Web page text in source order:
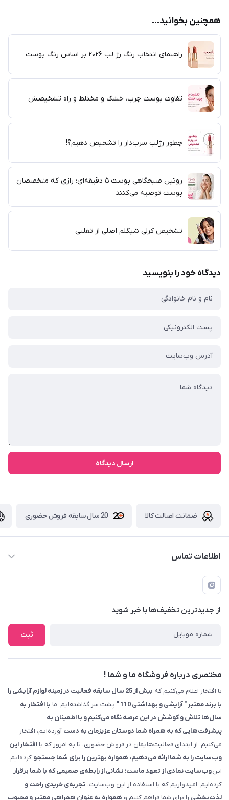
همچنین بخوانید...
راهنمای انتخاب رنگ رژ لب ۲۰۲۶ بر اساس رنگ پوست
تفاوت پوست چرب، خشک و مختلط و راه تشخیصش
چطور رژلب سرب‌دار را تشخیص دهیم؟!
روتین صبحگاهی پوست ۵ دقیقه‌ای؛ رازی که متخصصان
پوست توصیه می‌کنند
تشخیص کرلی شیگلم اصلی از تقلبی
دیدگاه خود را بنویسید
ارسال دیدگاه
ضمانت اصالت کالا 20 سال سابقه فروش حضوری
اطلاعات تماس
09229839700 - 08338354666
info@cosmetics110.com
کرمانشاه ، بلوار نوبهار ، بین کوی ۱۱۰ و ۱۱۲ ، آرایشی و بهداشتی ۱۱۰
از جدید‌ترین تخفیف‌ها با‌ خبر شوید
ثبت
مختصری درباره فروشگاه ما و شما !
با افتخار اعلام می‌کنیم که
بیش از 25 سال سابقه فعالیت در زمینه لوازم آرایشی را
با برند معتبر " آرایشی و بهداشتی 110 "
پشت سر گذاشته‌ایم. ما با افتخار به
سال‌ها تلاش و کوشش در این عرصه نگاه می‌کنیم و با اطمینان به
پیشرفت‌هایی که به همراه شما دوستان عزیزمان به دستآورده‌ایم، افتخار
می‌کنیم. از ابتدای فعالیت‌هایمان در فروش حضوری، تا به امروز که با افتخار این
وب‌سایت را به شما ارائه می‌دهیم، همواره بهترین را برای شما جستجو کرده‌ایم.
اینوب‌سایت نمادی از تعهد ماست؛ نشانی از رابطه‌ی صمیمی که با شما برقرار
کرده‌ایم. امیدواریم که با استفاده از این وب‌سایت، تجربه‌ی خریدی راحت و
لذت‌بخشی را برای شما فراهم کنیم و همواره به عنوان همراهی معتبر و محبوب